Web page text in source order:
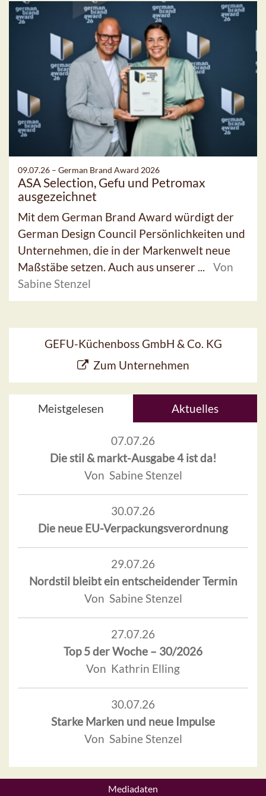
09.07.26 – German Brand Award 2026
ASA Selection, Gefu und Petromax
ausgezeichnet
Mit dem German Brand Award würdigt der
German Design Council Persönlichkeiten und
Unternehmen, die in der Markenwelt neue
Maßstäbe setzen. Auch aus unserer ...
Von
Sabine Stenzel
GEFU-Küchenboss GmbH & Co. KG
Zum Unternehmen
Meistgelesen Aktuelles
07.07.26
Die stil & markt-Ausgabe 4 ist da!
Von Sabine Stenzel
30.07.26
Die neue EU-Verpackungsverordnung
29.07.26
Nordstil bleibt ein entscheidender Termin
Von Sabine Stenzel
27.07.26
Top 5 der Woche – 30/2026
Von Kathrin Elling
30.07.26
Starke Marken und neue Impulse
Von Sabine Stenzel
Mediadaten